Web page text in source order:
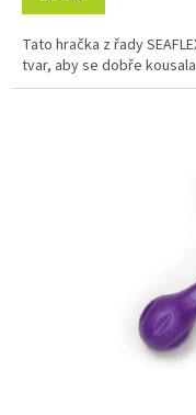
Tato hračka z řady
tvar, aby se dobře